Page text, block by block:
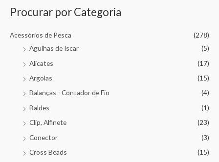
Procurar por Categoria
Acessórios de Pesca
(278)
Agulhas de Iscar
(5)
Alicates
(17)
Argolas
(15)
Balanças - Contador de Fio
(4)
Baldes
(1)
Clip, Alfinete
(23)
Conector
(3)
Cross Beads
(15)